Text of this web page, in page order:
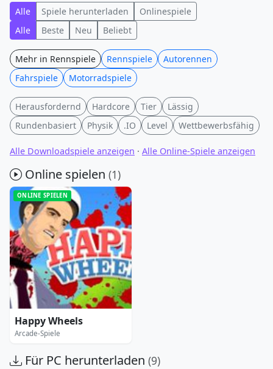
Alle Spiele herunterladen
Onlinespiele
Alle
Beste Neu Beliebt
Mehr in Rennspiele Rennspiele
Autorennen
Fahrspiele
Motorradspiele
Herausfordernd Hardcore Tier
Lässig
Rundenbasiert
Physik .IO Level Wettbewerbsfähig
Alle Downloadspiele anzeigen · Alle Online-Spiele anzeigen
Online spielen (1)
ONLINE SPIELEN
Happy Wheels
Arcade-Spiele
Für PC herunterladen (9)